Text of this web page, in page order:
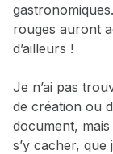
rouges auront
d’ailleurs !
Je n’ai pas
de création ou
document,
s’y cacher, que